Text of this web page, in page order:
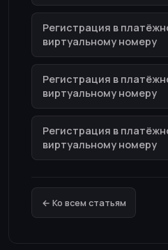
Регистрация в
виртуальному номеру
Регистрация в
виртуальному номеру
Регистрация в
виртуальному номеру
← Ко всем статьям